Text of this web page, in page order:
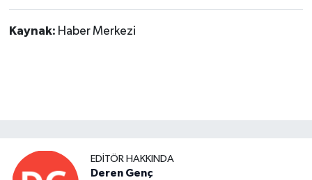
Kaynak: Haber Merkezi
EDITÖR HAKKINDA
Deren Genç